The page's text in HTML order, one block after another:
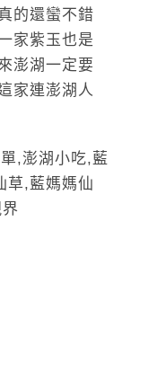
的還蠻不錯
家紫玉也是
澎湖一定要
家連澎湖人